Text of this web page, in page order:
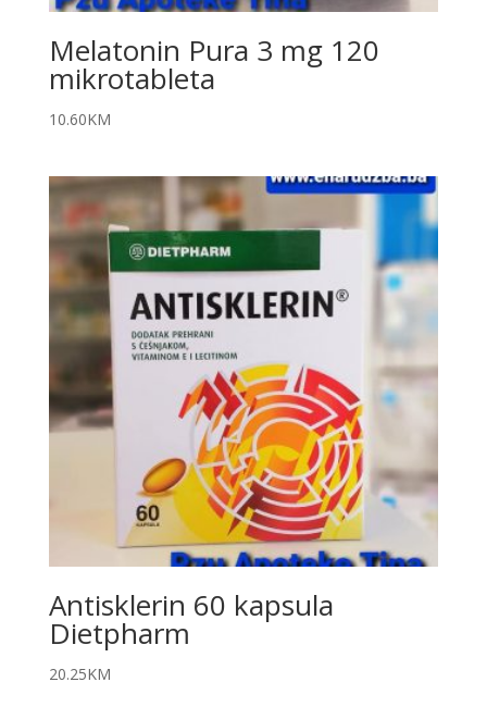
Melatonin Pura 3 mg 120
mikrotableta
10.60KM
Antisklerin 60 kapsula
Dietpharm
20.25KM